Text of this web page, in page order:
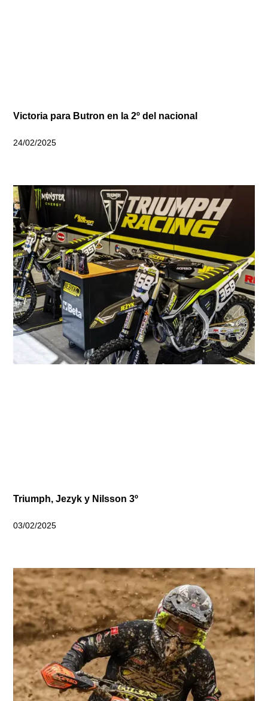
Victoria para Butron en la 2º del nacional
24/02/2025
Triumph, Jezyk y Nilsson 3º
03/02/2025